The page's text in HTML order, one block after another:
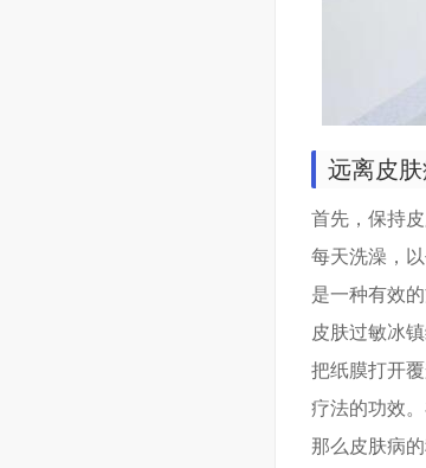
远离皮
首先，保持
每天洗澡，
是一种有效的
皮肤过敏冰
把纸膜打开
疗法的功效
那么皮肤病